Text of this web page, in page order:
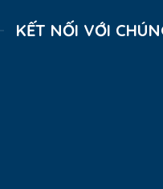
KẾT NỐI VỚI